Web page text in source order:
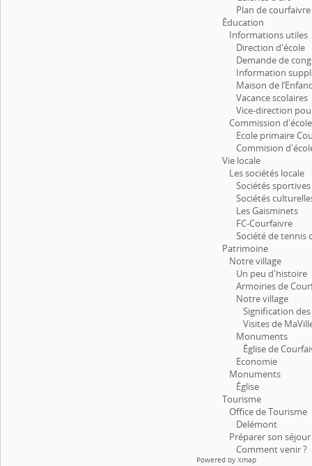
Plan de courfaivre
Éducation
Informations utiles
Direction d'école
Demande de
Information
Maison de
Vacance scolaires
Vice-direction
Commission d'école
Ecole primaire
Commision
Vie locale
Les sociétés locale
Sociétés sportives
Sociétés
Les Gaisminets
FC-Courfaivre
Société de tennis
Patrimoine
Notre village
Un peu d'histoire
Armoiries de
Notre village
Signification
Visites de
Monuments
Église de
Economie
Monuments
Église
Tourisme
Office de Tourisme
Delémont
Préparer son séjour
Comment venir ?
Powered by Xmap